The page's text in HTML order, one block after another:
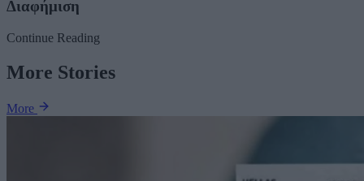
Διαφήμιση
Continue Reading
More Stories
More